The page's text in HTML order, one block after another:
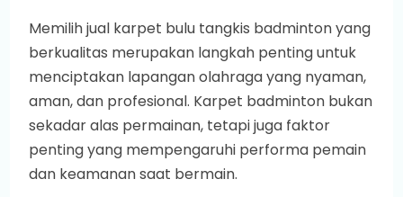
Memilih jual karpet bulu tangkis badminton yang
berkualitas merupakan langkah penting untuk
menciptakan lapangan olahraga yang nyaman,
aman, dan profesional. Karpet badminton bukan
sekadar alas permainan, tetapi juga faktor
penting yang mempengaruhi performa pemain
dan keamanan saat bermain.